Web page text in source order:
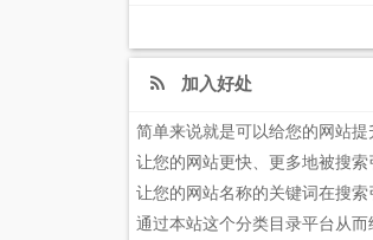
加入好处
简单来说就是可以给您的网站
让您的网站更快、更多地被搜索
让您的网站名称的关键词在搜
通过本站这个分类目录平台从